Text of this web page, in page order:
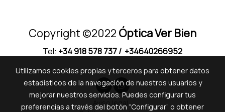
Copyright ©2022 Óptica Ver Bien
Tel: +34 918 578 737/ +34640266952
Aviso legal
Utilizamos cookies propias y terceros para obtener datos
estadísticos de la navegación de nuestros usuarios y
mejorar nuestros servicios. Puedes configurar tus
preferencias a través del botón “Configurar” o obtener